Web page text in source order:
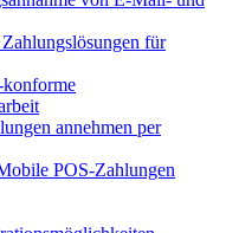
für
annehmen per
POS-Zahlungen